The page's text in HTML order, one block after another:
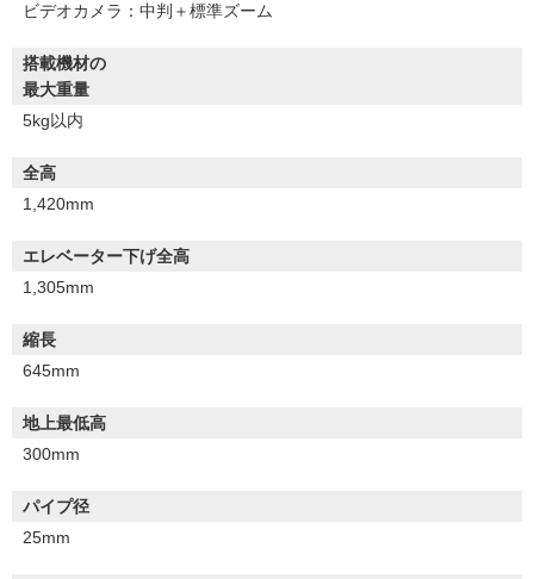
ビデオカメラ：中判＋標準ズーム
搭載機材の
最大重量
5kg以内
全高
1,420mm
エレベーター下げ全高
1,305mm
縮長
645mm
地上最低高
300mm
パイプ径
25mm